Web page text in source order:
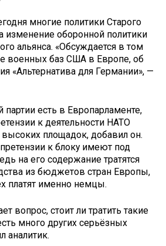
многие политики Старого
изменение оборонной политики
альянса. «Обсуждается в том
военных баз США в Европе, об
«Альтернатива для Германии», —
партии есть в Европарламенте,
к деятельности НАТО
высоких площадок, добавил он.
к блоку имеют под
на его содержание тратятся
из бюджетов стран Европы,
платят именно немцы.
вопрос, стоит ли тратить такие
много других серьёзных
аналитик.